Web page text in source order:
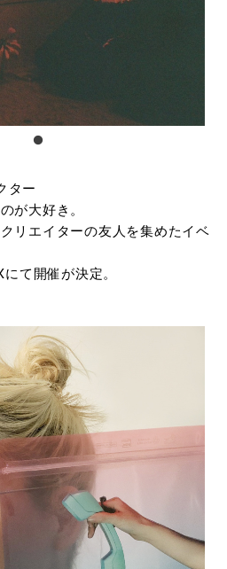
ター
が大好き。
リエイターの友人を集めたイベ
て開催が決定。